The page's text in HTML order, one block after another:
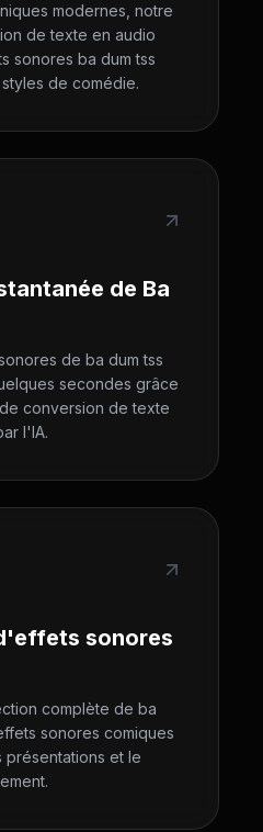
modernes, notre
de texte en audio
sonores ba dum tss
de comédie.
de Ba
de ba dum tss
secondes grâce
conversion de texte
l'IA.
sonores
complète de ba
sonores comiques
et le